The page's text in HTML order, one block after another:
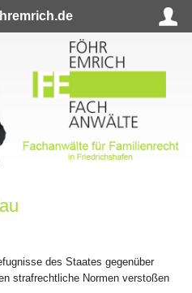
des Staates gegenüber
strafrechtliche Normen verstoßen